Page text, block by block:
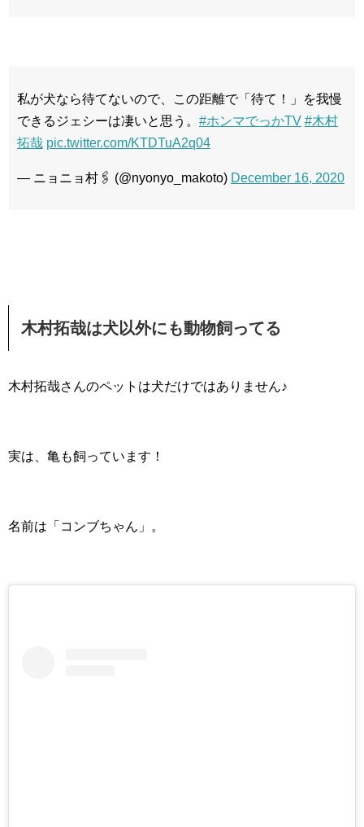
私が犬なら待てないので、この距離で「待て！」を我慢
できるジェシーは凄いと思う。 #ホンマでっかTV #木村
拓哉 pic.twitter.com/KTDTuA2q04
— ニョニョ村🖇 (@nyonyo_makoto) December 16, 2020
木村拓哉は犬以外にも動物飼ってる
木村拓哉さんのペットは犬だけではありません♪
実は、亀も飼っています！
名前は「コンブちゃん」。